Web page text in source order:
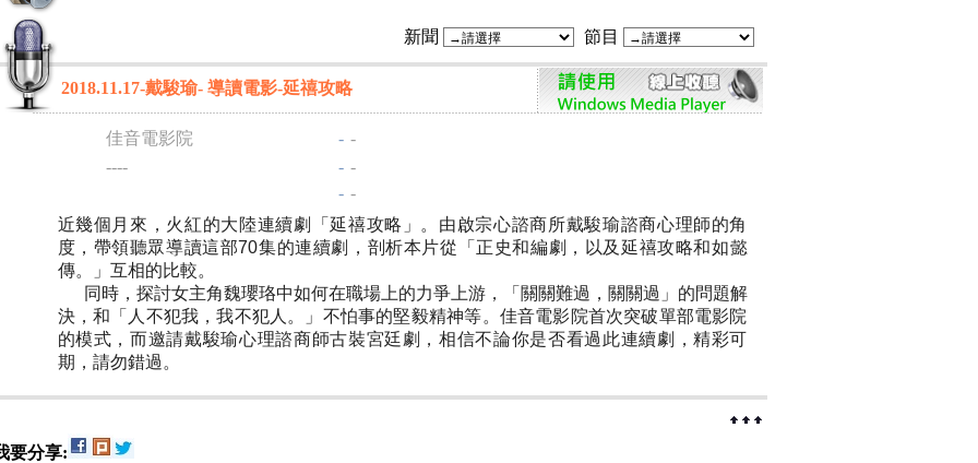
新聞 節目
2018.11.17-戴駿瑜- 導讀電影-延禧攻略
佳音電影院 - -
----
- -
- -
近幾個月來，火紅的大陸連續劇「延禧攻略」。由啟宗心諮商所戴駿瑜諮商心理師的角
度，帶領聽眾導讀這部70集的連續劇，剖析本片從「正史和編劇，以及延禧攻略和如懿
傳。」互相的比較。
同時，探討女主角魏瓔珞中如何在職場上的力爭上游，「關關難過，關關過」的問題解
決，和「人不犯我，我不犯人。」不怕事的堅毅精神等。佳音電影院首次突破單部電影院
的模式，而邀請戴駿瑜心理諮商師古裝宮廷劇，相信不論你是否看過此連續劇，精彩可
期，請勿錯過。
要分享: